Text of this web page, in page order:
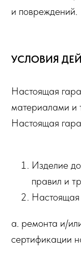
и повреждений.
УСЛОВИЯ
Настоящая
материалами и
Настоящая
Изделие
правил и
Настоящая
a. ремонта и/
сертификации